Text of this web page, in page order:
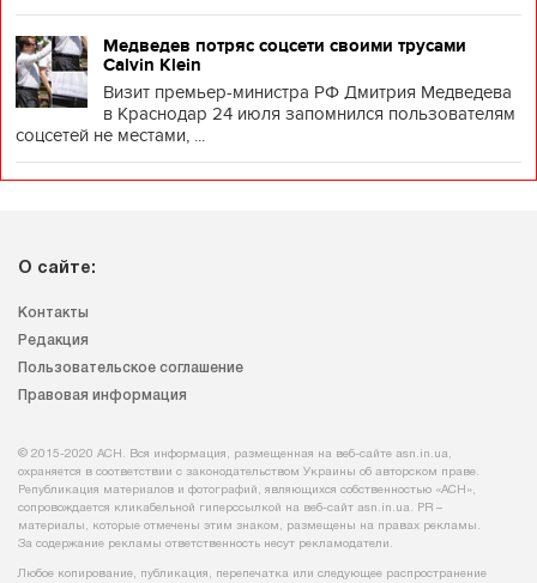
Медведев потряс соцсети своими трусами
Calvin Klein
Визит премьер-министра РФ Дмитрия Медведева
в Краснодар 24 июля запомнился пользователям
соцсетей не местами, ...
О сайте:
Контакты
Редакция
Пользовательское соглашение
Правовая информация
© 2015-2020 АСН. Вся информация, размещенная на веб-сайте asn.in.ua,
охраняется в соответствии с законодательством Украины об авторском праве.
Републикация материалов и фотографий, являющихся собственностью «АСН»,
сопровождается кликабельной гиперссылкой на веб-сайт asn.іn.ua. PR –
материалы, которые отмечены этим знаком, размещены на правах рекламы.
За содержание рекламы ответственность несут рекламодатели.
Любое копирование, публикация, перепечатка или следующее распространение